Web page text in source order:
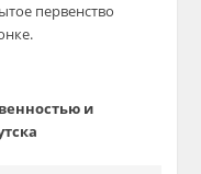
первенство
и